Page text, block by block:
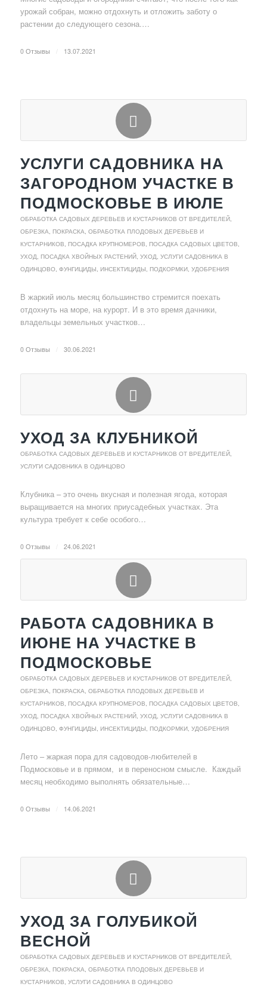
урожай собран, можно отдохнуть и отложить заботу о
растении до следующего сезона.…
0 Отзывы 13.07.2021
УСЛУГИ САДОВНИКА НА
ЗАГОРОДНОМ УЧАСТКЕ В
ПОДМОСКОВЬЕ В ИЮЛЕ
ОБРАБОТКА САДОВЫХ ДЕРЕВЬЕВ И КУСТАРНИКОВ ОТ ВРЕДИТЕЛЕЙ,
ОБРЕЗКА, ПОКРАСКА, ОБРАБОТКА ПЛОДОВЫХ ДЕРЕВЬЕВ И
КУСТАРНИКОВ
ПОСАДКА КРУПНОМЕРОВ
ПОСАДКА САДОВЫХ ЦВЕТОВ,
УХОД
ПОСАДКА ХВОЙНЫХ РАСТЕНИЙ, УХОД УСЛУГИ САДОВНИКА В
ОДИНЦОВО, ФУНГИЦИДЫ, ИНСЕКТИЦИДЫ, ПОДКОРМКИ, УДОБРЕНИЯ
В жаркий июль месяц большинство стремится поехать
отдохнуть на море, на курорт. И в это время дачники,
владельцы земельных участков…
0 Отзывы 30.06.2021
УХОД ЗА КЛУБНИКОЙ
ОБРАБОТКА САДОВЫХ ДЕРЕВЬЕВ И КУСТАРНИКОВ ОТ ВРЕДИТЕЛЕЙ,
УСЛУГИ САДОВНИКА В ОДИНЦОВО
Клубника – это очень вкусная и полезная ягода, которая
выращивается на многих приусадебных участках. Эта
культура требует к себе особого…
0 Отзывы 24.06.2021
РАБОТА САДОВНИКА В
ИЮНЕ НА УЧАСТКЕ В
ПОДМОСКОВЬЕ
ОБРАБОТКА САДОВЫХ ДЕРЕВЬЕВ И КУСТАРНИКОВ ОТ ВРЕДИТЕЛЕЙ,
ОБРЕЗКА, ПОКРАСКА, ОБРАБОТКА ПЛОДОВЫХ ДЕРЕВЬЕВ И
КУСТАРНИКОВ
ПОСАДКА КРУПНОМЕРОВ
ПОСАДКА САДОВЫХ ЦВЕТОВ,
УХОД
ПОСАДКА ХВОЙНЫХ РАСТЕНИЙ, УХОД УСЛУГИ САДОВНИКА В
ОДИНЦОВО, ФУНГИЦИДЫ, ИНСЕКТИЦИДЫ, ПОДКОРМКИ, УДОБРЕНИЯ
Лето – жаркая пора для садоводов-любителей в
Подмосковье и в прямом, и в переносном смысле. Каждый
месяц необходимо выполнять обязательные…
0 Отзывы 14.06.2021
УХОД ЗА ГОЛУБИКОЙ
ВЕСНОЙ
ОБРАБОТКА САДОВЫХ ДЕРЕВЬЕВ И КУСТАРНИКОВ ОТ ВРЕДИТЕЛЕЙ,
ОБРЕЗКА, ПОКРАСКА, ОБРАБОТКА ПЛОДОВЫХ ДЕРЕВЬЕВ И
КУСТАРНИКОВ УСЛУГИ САДОВНИКА В ОДИНЦОВО